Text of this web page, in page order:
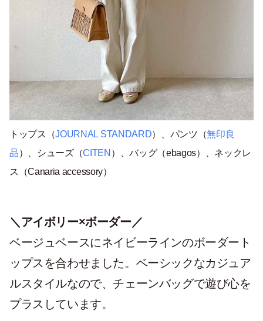
トップス（JOURNAL STANDARD）、パンツ（無印良
品）、シューズ（CITEN ）、バッグ（ebagos）、ネックレ
ス（Canaria accessory）
＼アイボリー×ボーダー／
ベージュベースにネイビーラインのボーダート
ップスを合わせました。ベーシックなカジュア
ルスタイルなので、チェーンバッグで遊び心を
プラスしています。